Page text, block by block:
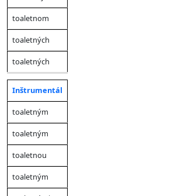
toaletnom
toaletných
toaletných
Inštrumentál
toaletným
toaletným
toaletnou
toaletným